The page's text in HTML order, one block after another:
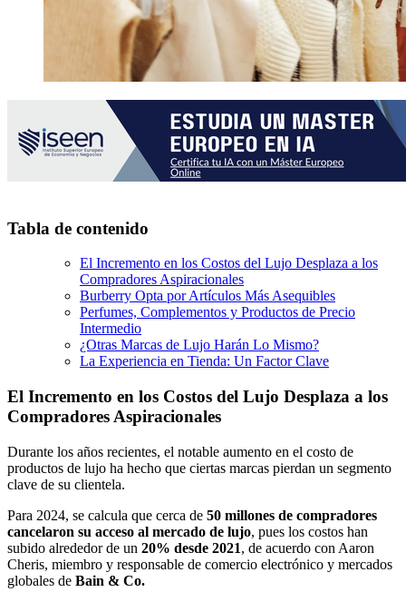
Tabla de contenido
El Incremento en los Costos del Lujo Desplaza a los
Compradores Aspiracionales
Burberry Opta por Artículos Más Asequibles
Perfumes, Complementos y Productos de Precio
Intermedio
¿Otras Marcas de Lujo Harán Lo Mismo?
La Experiencia en Tienda: Un Factor Clave
El Incremento en los Costos del Lujo Desplaza a los
Compradores Aspiracionales
Durante los años recientes, el notable aumento en el costo de
productos de lujo ha hecho que ciertas marcas pierdan un segmento
clave de su clientela.
Para 2024, se calcula que cerca de 50 millones de compradores
cancelaron su acceso al mercado de lujo, pues los costos han
subido alrededor de un 20% desde 2021, de acuerdo con Aaron
Cheris, miembro y responsable de comercio electrónico y mercados
globales de Bain & Co.